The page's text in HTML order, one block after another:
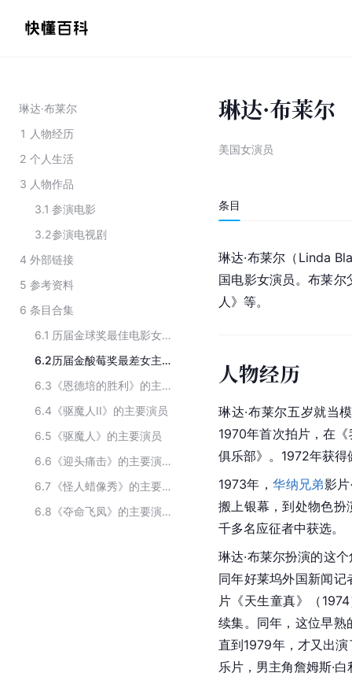
琳达·布莱尔
1 人物经历
2 个人生活
3 人物作品
3.1 参演电影
3.2参演电视剧
4 外部链接
5 参考资料
6 条目合集
6.1
历届金球奖最佳电影女配角
6.2
历届金酸莓奖最差女主角
6.3
《恩德培的胜利》的主要演员
6.4 《驱魔人II》的主要演员
6.5 《驱魔人》的主要演员
6.6
《迎头痛击》的主要演员
6.7
《怪人蜡像秀》的主要演员
6.8
《夺命飞凤》的主要演员
琳达·布莱尔
美国女演员
条目
琳达·布莱尔（Linda
国电影女演员。布莱
人》等。
人物经历
琳达·布莱尔五岁就当
1970年首次拍片，在
俱乐部》。1972年获
1973年，华纳兄弟影
搬上银幕，到处物色扮
千多名应征者中获选。
琳达·布莱尔扮演的这
同年好莱坞外国新闻记
片《天生童真》（
续集。同年，这位早熟
直到1979年，才又出
乐片，男主角詹姆斯·白